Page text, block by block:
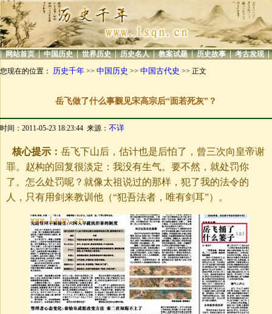
| 网站首页 | 中国历史 | 世界历史 | 历史名人 | 教案试题 | 历史故事 | 考古发现 |
您现在的位置： 历史千年 >> 中国历史 >> 中国古代史 >> 正文
岳飞做了什么事觐见宋高宗后“面若死灰”？
时间：2011-05-23 18:23:44 来源： 不详
核心提示： 岳飞下山后，估计也是后怕了，曾三次向皇帝谢
罪。赵构的回复很淡定：我没有生气。要不然，就处罚你
了。怎么处罚呢？就像太祖说过的那样，犯了我的法令的
人，只有用剑来教训他（“犯吾法者，唯有剑耳”）。